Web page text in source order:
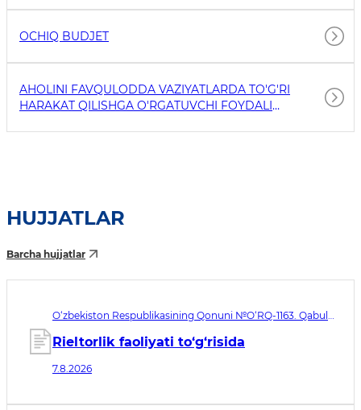
OCHIQ BUDJET
AHOLINI FAVQULODDA VAZIYATLARDA TO'G'RI
HARAKAT QILISHGA O'RGATUVCHI FOYDALI
HUJJATLAR
Barcha hujjatlar
O‘zbekiston Respublikasining Qonuni №O‘RQ-1163. Qabul
Rieltorlik faoliyati to‘g‘risida
7.8.2026